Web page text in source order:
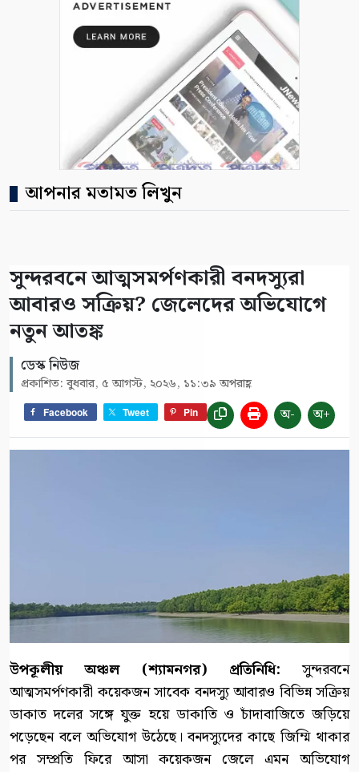
আপনার মতামত লিখুন
সুন্দরবনে আত্মসমর্পণকারী বনদস্যুরা
আবারও সক্রিয়? জেলেদের অভিযোগে
নতুন আতঙ্ক
ডেস্ক নিউজ
প্রকাশিত: বুধবার, ৫ আগস্ট, ২০২৬, ১১:৩৯ অপরাহ্ণ
Facebook Tweet Pin অ- অ+
উপকূলীয় অঞ্চল (শ্যামনগর) প্রতিনিধি: সুন্দরবনে
আত্মসমর্পণকারী কয়েকজন সাবেক বনদস্যু আবারও বিভিন্ন সক্রিয়
ডাকাত দলের সঙ্গে যুক্ত হয়ে ডাকাতি ও চাঁদাবাজিতে জড়িয়ে
পড়েছেন বলে অভিযোগ উঠেছে। বনদস্যুদের কাছে জিম্মি থাকার
পর সম্প্রতি ফিরে আসা কয়েকজন জেলে এমন অভিযোগ